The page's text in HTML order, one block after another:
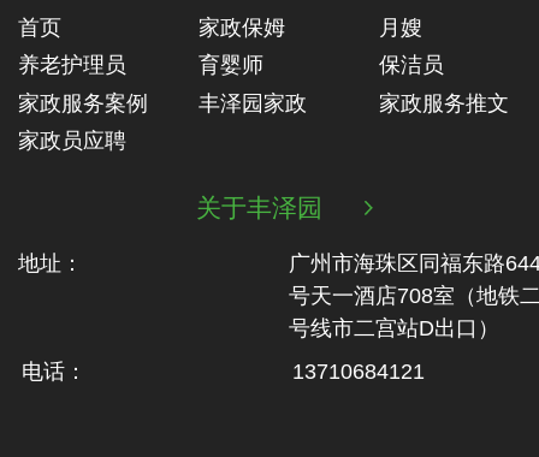
首页 家政保姆
月嫂
养老护理员
育婴师
保洁员
家政服务案例
丰泽园家政
家政服务推文
家政员应聘
关于丰泽园 
地址：
广州市海珠区同福东路
号天一酒店708室（地铁‬
号线市二‬宫站D出口）
电话：
13710684121